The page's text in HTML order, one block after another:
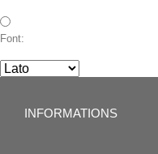
Font:
INFORMATIONS